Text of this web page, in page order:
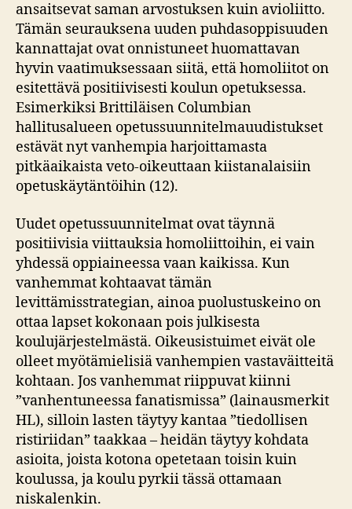
ansaitsevat saman arvostuksen kuin avioliitto.
Tämän seurauksena uuden puhdasoppisuuden
kannattajat ovat onnistuneet huomattavan
hyvin vaatimuksessaan siitä, että homoliitot on
esitettävä positiivisesti koulun opetuksessa.
Esimerkiksi Brittiläisen Columbian
hallitusalueen opetussuunnitelmauudistukset
estävät nyt vanhempia harjoittamasta
pitkäaikaista veto-oikeuttaan kiistanalaisiin
opetuskäytäntöihin (12).
Uudet opetussuunnitelmat ovat täynnä
positiivisia viittauksia homoliittoihin, ei vain
yhdessä oppiaineessa vaan kaikissa. Kun
vanhemmat kohtaavat tämän
levittämisstrategian, ainoa puolustuskeino on
ottaa lapset kokonaan pois julkisesta
koulujärjestelmästä. Oikeusistuimet eivät ole
olleet myötämielisiä vanhempien vastaväitteitä
kohtaan. Jos vanhemmat riippuvat kiinni
”vanhentuneessa fanatismissa” (lainausmerkit
HL), silloin lasten täytyy kantaa ”tiedollisen
ristiriidan” taakkaa – heidän täytyy kohdata
asioita, joista kotona opetetaan toisin kuin
koulussa, ja koulu pyrkii tässä ottamaan
niskalenkin.